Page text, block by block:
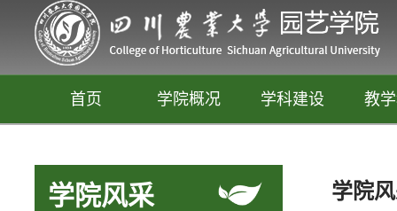
首页 学院概况 学科建设 教
学院风采 学院